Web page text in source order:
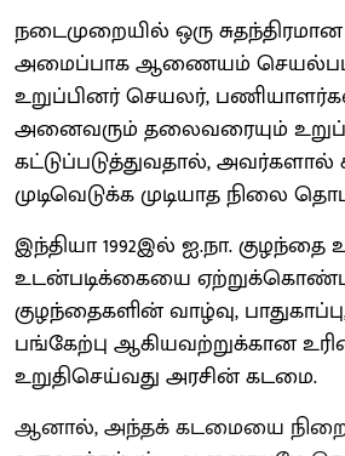
நடைமுறையில் ஒரு
அமைப்பாக ஆணையம்
உறுப்பினர் செயலர்,
அனைவரும் தலைவரையும்
கட்டுப்படுத்துவதால், அவர்களால்
முடிவெடுக்க முடியாத நிலை
இந்தியா 1992இல் ஐ.நா. குழந்தை
உடன்படிக்கையை
குழந்தைகளின் வாழ்வு,
பங்கேற்பு ஆகியவற்றுக்கான
உறுதிசெய்வது அரசின் கடமை.
ஆனால், அந்தக் கடமையை